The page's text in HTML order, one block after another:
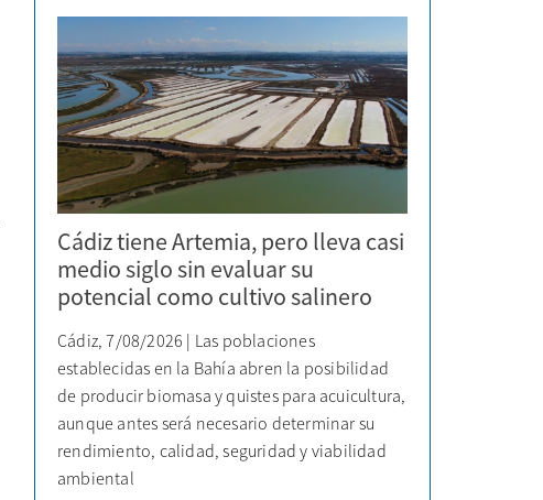
Cádiz tiene Artemia, pero lleva casi
medio siglo sin evaluar su
potencial como cultivo salinero
Cádiz, 7/08/2026 | Las poblaciones
establecidas en la Bahía abren la posibilidad
de producir biomasa y quistes para acuicultura,
aunque antes será necesario determinar su
rendimiento, calidad, seguridad y viabilidad
ambiental